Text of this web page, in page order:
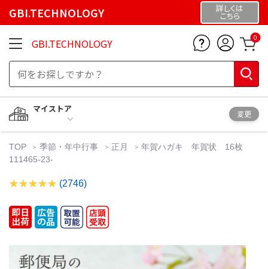
GBI.TECHNOLOGY 詳しくは
こちら
GBI.TECHNOLOGY 0
マイストア
変更
TOP 季節・年中行事 正月
年賀ハガキ 年賀状 16枚
111465-23-
(2746)